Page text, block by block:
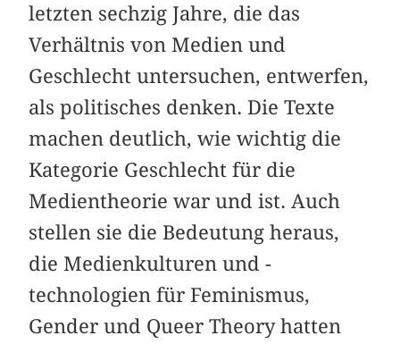
letzten sechzig Jahre, die das
Verhältnis von Medien und
Geschlecht untersuchen, entwerfen,
als politisches denken. Die Texte
machen deutlich, wie wichtig die
Kategorie Geschlecht für die
Medientheorie war und ist. Auch
stellen sie die Bedeutung heraus,
die Medienkulturen und -
technologien für Feminismus,
Gender und Queer Theory hatten